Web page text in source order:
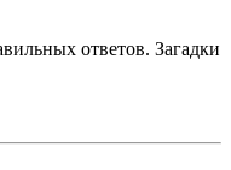
ответов. Загадки